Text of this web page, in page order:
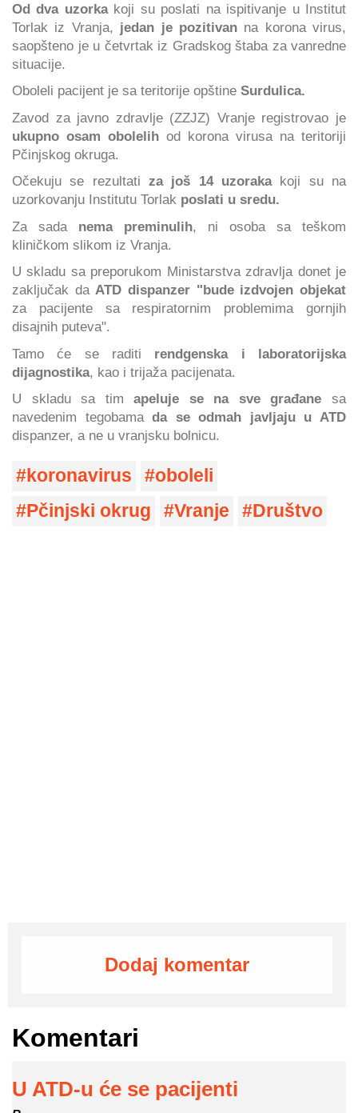
Od dva uzorkakoji su poslati na ispitivanje u Institut
Torlak iz Vranja, jedan je pozitivanna korona virus,
saopšteno je u četvrtak iz Gradskog štaba za vanredne
situacije.
Oboleli pacijent je sa teritorije opštine Surdulica.
Zavod za javno zdravlje (ZZJZ) Vranje registrovao je
ukupno osam obolelih od korona virusa na teritoriji
Pčinjskog okruga.
Očekuju se rezultati za još 14 uzorakakoji su na
uzorkovanju Institutu Torlak poslati u sredu.
Za sada nema preminulih, ni osoba sa teškom
kliničkom slikom iz Vranja.
U skladu sa preporukom Ministarstva zdravlja donet je
zaključak da ATD dispanzer "bude izdvojen objekat
za pacijente sa respiratornim problemima gornjih
disajnih puteva".
Tamo će se raditi rendgenska i laboratorijska
dijagnostika, kao i trijaža pacijenata.
U skladu sa timapeluje se na sve građane sa
navedenim tegobamada se odmah javljaju u ATD
dispanzer, a ne u vranjsku bolnicu.
koronavirus
oboleli
Pčinjski okrug
Vranje Društvo
Dodaj komentar
Komentari
U ATD-u će se pacijenti